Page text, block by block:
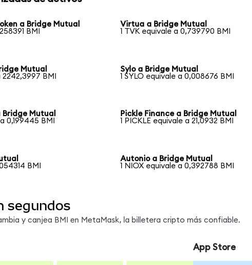
a Bridge Mutual
BMI
Virtua a Bridge Mutual
1 TVK equivale a 0,739790 BMI
Mutual
2242,3997 BMI
Sylo a Bridge Mutual
1 SYLO equivale a 0,008676 BMI
Bridge Mutual
0,199445 BMI
Pickle Finance a Bridge Mutual
1 PICKLE equivale a 21,0932 BMI
BMI
Autonio a Bridge Mutual
1 NIOX equivale a 0,392788 BMI
segundos
y canjea BMI en MetaMask, la billetera cripto más confiable.
App Store